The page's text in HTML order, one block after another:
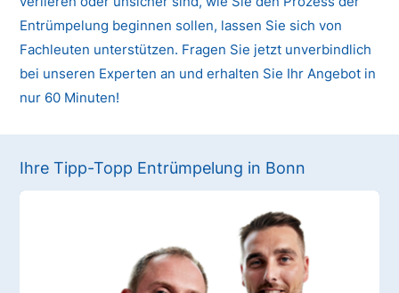
Entrümpelung beginnen sollen, lassen Sie sich von
Fachleuten unterstützen. Fragen Sie jetzt unverbindlich
bei unseren Experten an und erhalten Sie Ihr Angebot in
nur 60 Minuten!
Ihre Tipp-Topp Entrümpelung in Bonn